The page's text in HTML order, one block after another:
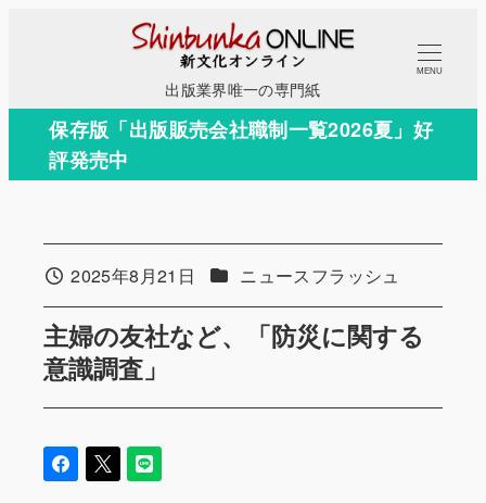
コ
テ
出版業界唯一の専門紙
MENU
保存版「出版販売会社職制一覧2026夏」好
評発売中
主婦の友社など、「防災に関する
意識調査」
投稿日2025年8月21日 カテゴリー
ニュースフラッシュ